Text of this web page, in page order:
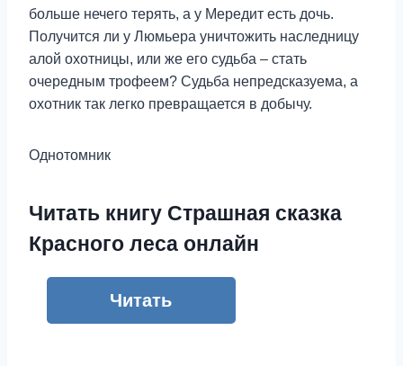
больше нечего терять, а у Мередит есть дочь.
Получится ли у Люмьера уничтожить наследницу
алой охотницы, или же его судьба – стать
очередным трофеем? Судьба непредсказуема, а
охотник так легко превращается в добычу.
Однотомник
Читать книгу Страшная сказка
Красного леса онлайн
Читать